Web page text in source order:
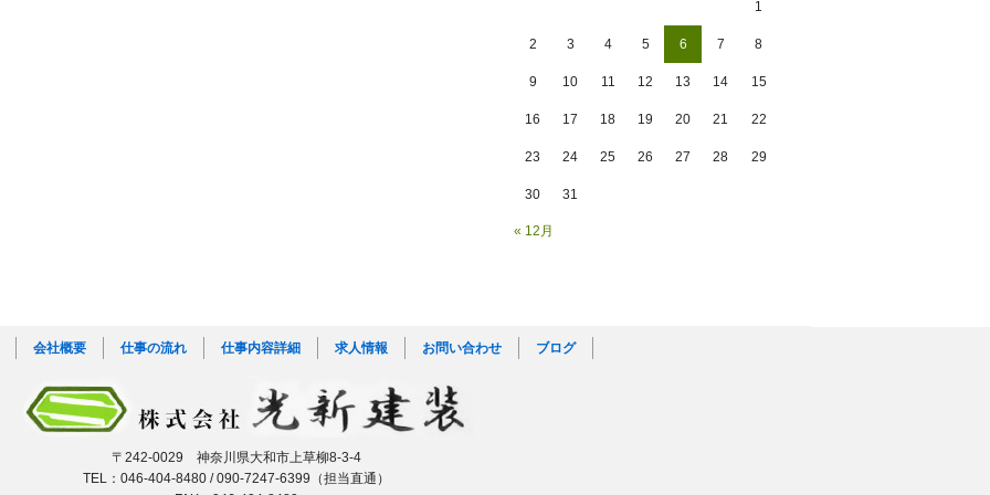
« 12月
1
2 3 4 5 6 7 8
9 10 11 12 13 14 15
16 17 18 19 20 21 22
23 24 25 26 27 28 29
30 31
会社概要 仕事の流れ 仕事内容詳細 求人情報 お問い合わせ ブログ
〒242-0029 神奈川県大和市上草柳8-3-4
TEL：046-404-8480 / 090-7247-6399（担当直通）